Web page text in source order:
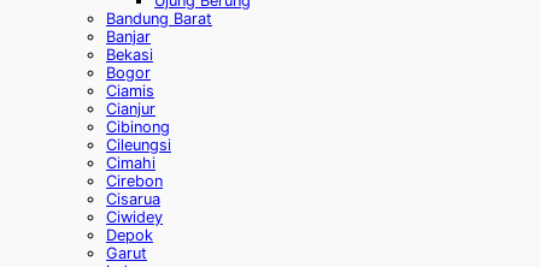
Bandung Barat
Banjar
Bekasi
Bogor
Ciamis
Cianjur
Cibinong
Cileungsi
Cimahi
Cirebon
Cisarua
Ciwidey
Depok
Garut